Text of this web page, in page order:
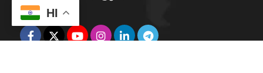
HI